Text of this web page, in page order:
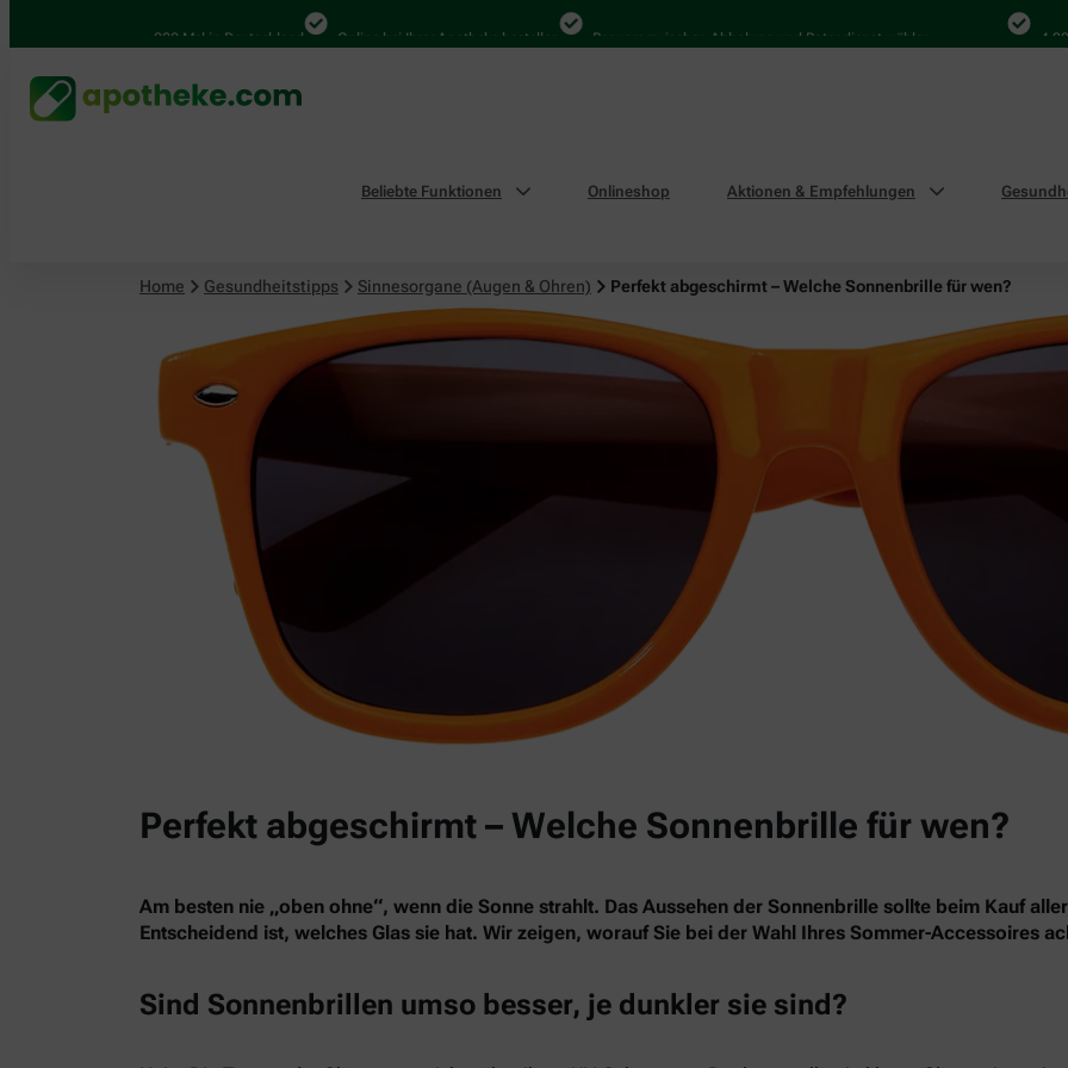
4.000 Mal in Deutschland Online bei Ihrer Apotheke bestellen Bequem zwischen Abholung und Botendienst wählen 4.000
Beliebte Funktionen Onlineshop Aktionen & Empfehlungen
Home Gesundheitstipps Sinnesorgane (Augen & Ohren) Perfekt abgeschirmt – Welche Sonnenbrille für wen?
Sinnesorgane (Augen & Ohren)
Perfekt abgeschirmt – Welche Sonnenbrille für wen?
Am besten nie „oben ohne“, wenn die Sonne strahlt. Das Aussehen der Sonnenbrille sollte beim Kauf
Entscheidend ist, welches Glas sie hat. Wir zeigen, worauf Sie bei der Wahl Ihres Sommer-Accessoires
Sind Sonnenbrillen umso besser, je dunkler sie sind?